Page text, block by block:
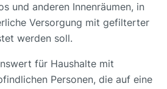
und anderen Innenräumen, in
Versorgung mit gefilterter
werden soll.
für Haushalte mit
Personen, die auf eine